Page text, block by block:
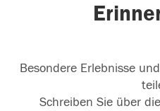
Besondere Erlebnisse
Schreiben Sie über